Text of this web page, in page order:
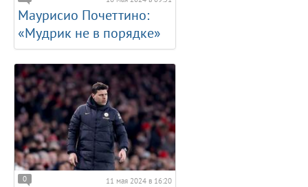
Маурисио Почеттино:
«Мудрик не в порядке»
0 11 мая 2024 в 16:20